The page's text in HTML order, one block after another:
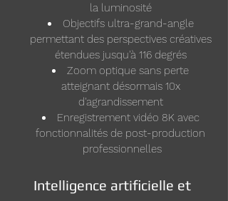
la luminosité
Objectifs ultra-grand-angle
permettant des perspectives créatives
étendues jusqu'à 116 degrés
Zoom optique sans perte
atteignant désormais 10x
d'agrandissement
Enregistrement vidéo 8K avec
fonctionnalités de post-production
professionnelles
Intelligence artificielle et